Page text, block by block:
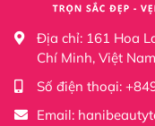
- Tư vấn nhiệt tình,
để phục vụ tốt.
khách chờ đợi lâu để
Địa chỉ: 161 Hoa
Chí Minh, Việt Nam
Số điện thoại:
Email: